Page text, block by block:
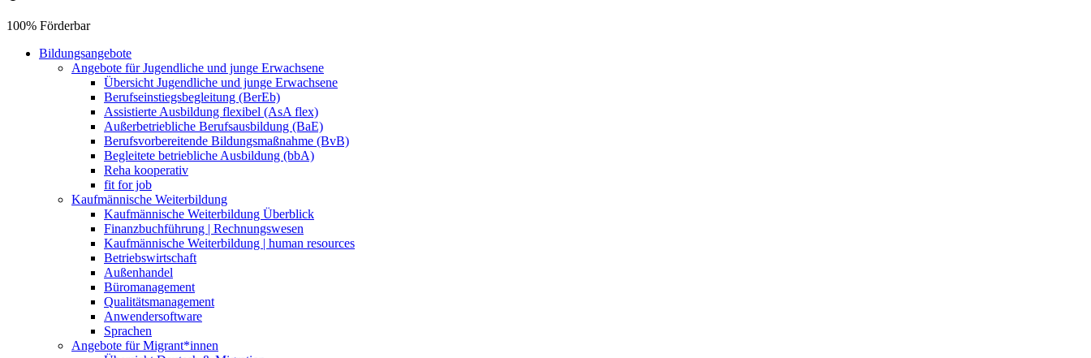
100% Förderbar
Bildungsangebote
Angebote für Jugendliche und junge Erwachsene
Übersicht Jugendliche und junge Erwachsene
Berufseinstiegsbegleitung (BerEb)
Assistierte Ausbildung flexibel (AsA flex)
Außerbetriebliche Berufsausbildung (BaE)
Berufsvorbereitende Bildungsmaßnahme (BvB)
Begleitete betriebliche Ausbildung (bbA)
Reha kooperativ
fit for job
Kaufmännische Weiterbildung
Kaufmännische Weiterbildung Überblick
Finanzbuchführung | Rechnungswesen
Kaufmännische Weiterbildung | human resources
Betriebswirtschaft
Außenhandel
Büromanagement
Qualitätsmanagement
Anwendersoftware
Sprachen
Angebote für Migrant*innen